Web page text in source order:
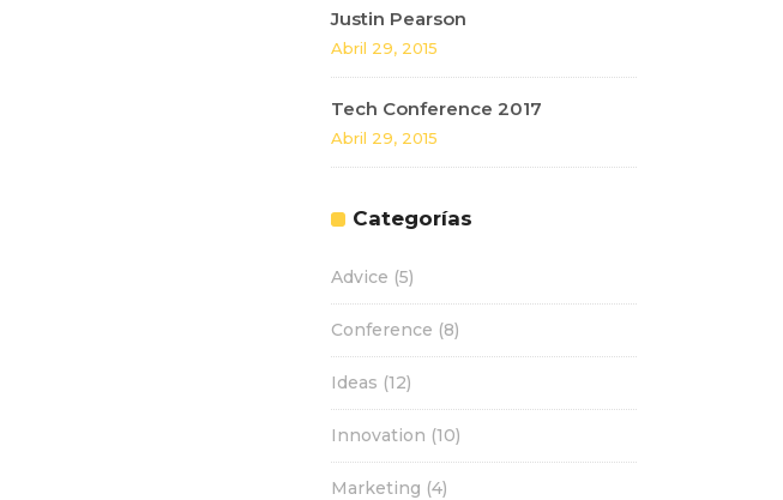
Justin Pearson
Abril 29, 2015
Tech Conference 2017
Abril 29, 2015
Categorías
Advice (5)
Conference (8)
Ideas (12)
Innovation (10)
Marketing (4)